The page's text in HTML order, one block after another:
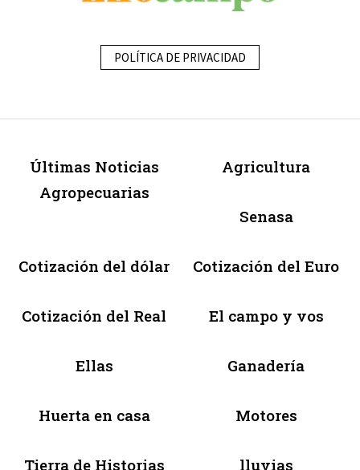
POLÍTICA DE PRIVACIDAD
Últimas Noticias
Agropecuarias
Agricultura
Senasa
Cotización del dólar Cotización del Euro
Cotización del Real El campo y vos
Ellas Ganadería
Huerta en casa Motores
Tierra de Historias lluvias